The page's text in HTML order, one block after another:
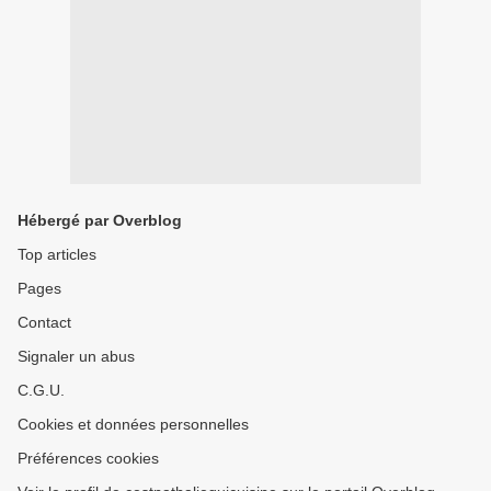
Hébergé par Overblog
Top articles
Pages
Contact
Signaler un abus
C.G.U.
Cookies et données personnelles
Préférences cookies